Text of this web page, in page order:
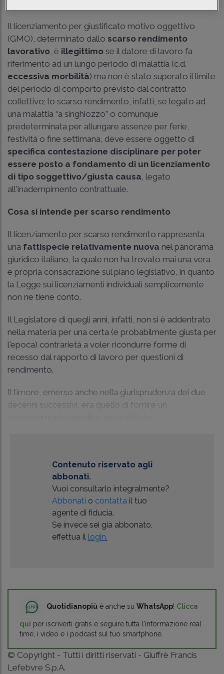
Il licenziamento per giustificato motivo oggettivo
(GMO), determinato dallo scarso rendimento
lavorativo , è illegittimo se il datore di lavoro fa
riferimento ad un lungo periodo di malattia (c.d.
eccessiva morbilità) ma non è stato superato il limite
del periodo di comporto previsto dal contratto
collettivo; lo scarso rendimento, infatti, se legato ad
una malattia “a singhiozzo” o comunque
predeterminata per allungare assenze per ferie,
festività o fine settimana, deve essere oggetto di
specifica contestazione disciplinare per poter
essere posto a fondamento di un licenziamento
di tipo soggettivo/giusta causa , legato
all'inadempimento contrattuale.
Cosa si intende per scarso rendimento
Il licenziamento per scarso rendimento rappresenta
una fattispecie relativamente nuova nel panorama
giuridico italiano, la quale non ha trovato mai una vera
e propria consacrazione sul piano legislativo, in quanto
la Legge sui licenziamenti individuali semplicemente
non ne tiene conto.
Il Legislatore di quegli anni, infatti, non si è addentrato
nella materia per una certa (e probabilmente giusta per
l'epoca) contrarietà a voler ricondurre forme di
recesso dal rapporto di lavoro per questioni di
rendimento.
Il timore, emerso anche nella giurisprudenza dei due
decenni successivi, era quello di fornire un
Contenuto riservato agli
abbonati.
Vuoi consultarlo integralmente?
Abbonati o contatta il tuo
agente di fiducia.
Se invece sei già abbonato,
effettua il login.
Quotidianopiù è anche su WhatsApp! Clicca
qui per iscriverti gratis e seguire tutta l'informazione real
time, i video e i podcast sul tuo smartphone.
© Copyright - Tutti i diritti riservati - Giuffrè Francis
Lefebvre S.p.A.